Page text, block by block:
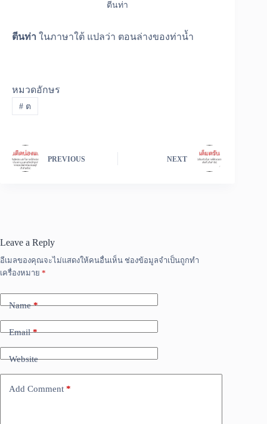
ตีนท่า
ตีนท่า ในภาษาใต้ แปลว่า ตอนล่างของท่าน้ำ
หมวดอักษร
#ต
PREVIOUS NEXT
Leave a Reply
อีเมลของคุณจะไม่แสดงให้คนอื่นเห็น ช่องข้อมูลจำเป็นถูกทำ
เครื่องหมาย *
Name*
Email*
Website
Add Comment *